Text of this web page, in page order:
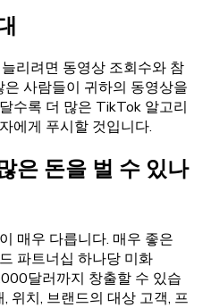
리려면 동영상 조회수와 참
사람들이 귀하의 동영상을
수록 더 많은 TikTok 알고리
에게 푸시할 것입니다.
은 돈을 벌 수 있나
매우 다릅니다. 매우 좋은
파트너십 하나당 미화
달러까지 창출할 수 있습
위치, 브랜드의 대상 고객, 프